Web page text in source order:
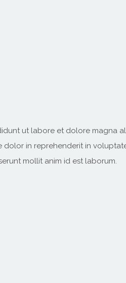
ut labore et dolore magna
in reprehenderit in
mollit anim id est laborum.